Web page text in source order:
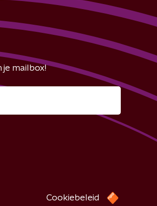
je mailbox!
Cookiebeleid